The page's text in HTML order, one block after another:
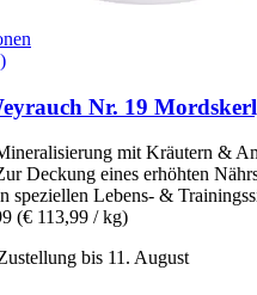
Nr. 19
mit Kräutern &
Deckung eines erhöhten
speziellen Lebens- &
(€ 113,99 / kg)
bis 11. August